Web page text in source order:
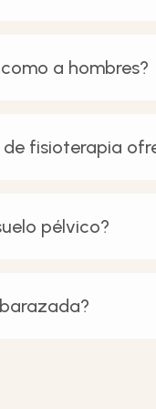
a hombres?
fisioterapia
pélvico?